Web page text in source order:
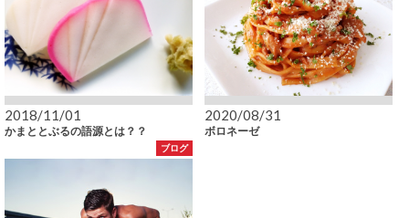
2018/11/01
かまととぶるの語源とは？？
2020/08/31
ボロネーゼ
ブログ